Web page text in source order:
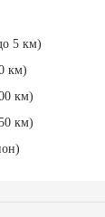
5 км)
км)
км)
км)